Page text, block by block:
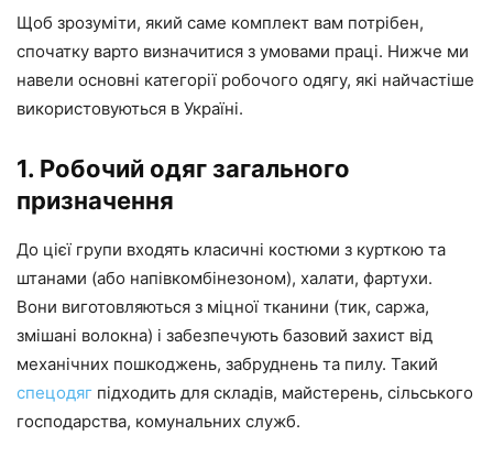
Щоб зрозуміти, який саме комплект вам потрібен,
спочатку варто визначитися з умовами праці. Нижче ми
навели основні категорії робочого одягу, які найчастіше
використовуються в Україні.
1. Робочий одяг загального
призначення
До цієї групи входять класичні костюми з курткою та
штанами (або напівкомбінезоном), халати, фартухи.
Вони виготовляються з міцної тканини (тик, саржа,
змішані волокна) і забезпечують базовий захист від
механічних пошкоджень, забруднень та пилу. Такий
спецодяг підходить для складів, майстерень, сільського
господарства, комунальних служб.